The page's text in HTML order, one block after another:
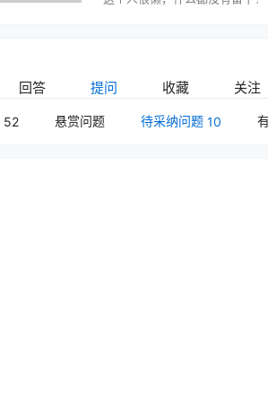
回答 提问 收藏 关注
52 悬赏问题 待采纳问题 10